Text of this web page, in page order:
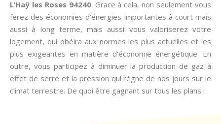
L’Haÿ les Roses 94240. Grace à cela, non seulement vous
ferez des économies d’énergies importantes à court mais
aussi à long terme, mais aussi vous valoriserez votre
logement, qui obéira aux normes les plus actuelles et les
plus exigeantes en matière d’économie énergétique. En
outre, vous participez à diminuer la production de gaz à
effet de serre et la pression qui règne de nos jours sur le
climat terrestre. De quoi être gagnant sur tous les plans !